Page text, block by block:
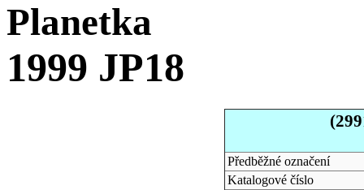
Planetka
1999 JP18
Předběžné označení
Katalogové číslo